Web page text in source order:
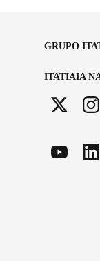
GRUPO
ITATIAIA